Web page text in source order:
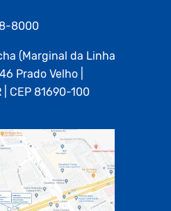
8000
(Marginal da Linha
Prado Velho |
CEP 81690-100